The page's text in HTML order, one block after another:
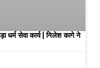
सेवा कार्य | निलेश कागे ने